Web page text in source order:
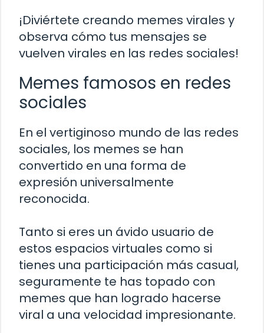
¡Diviértete creando memes virales y
observa cómo tus mensajes se
vuelven virales en las redes sociales!
Memes famosos en redes
sociales
En el vertiginoso mundo de las redes
sociales, los memes se han
convertido en una forma de
expresión universalmente
reconocida.
Tanto si eres un ávido usuario de
estos espacios virtuales como si
tienes una participación más casual,
seguramente te has topado con
memes que han logrado hacerse
viral a una velocidad impresionante.